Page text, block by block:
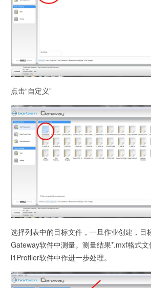
点击“自定义”
选择列表中的目标文件，一旦作业创建，目
Gateway软件中测量。测量结果*.mxf格式
i1Profiler软件中作进一步处理。